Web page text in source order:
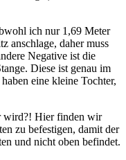
ich nur 1,69 Meter
anschlage, daher muss
Negative ist die
Diese ist genau im
eine kleine Tochter,
wird?! Hier finden wir
zu befestigen, damit der
und nicht oben befindet.